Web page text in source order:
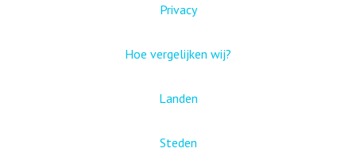
Privacy
Hoe vergelijken wij?
Landen
Steden